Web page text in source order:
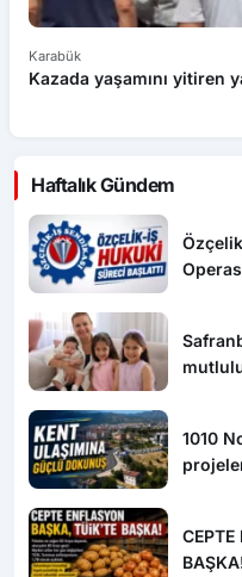
Karabük
Kazada yaşamını yitiren
Haftalık Gündem
1010
CEPTE